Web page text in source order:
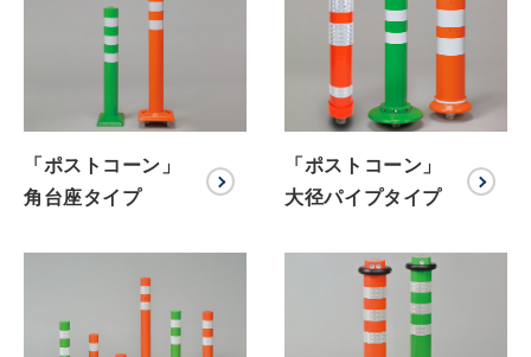
「ポストコーン」
角台座タイプ
「ポストコーン」
大径パイプタイプ